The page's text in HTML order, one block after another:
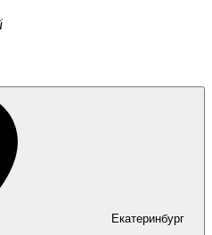
Екатеринбург